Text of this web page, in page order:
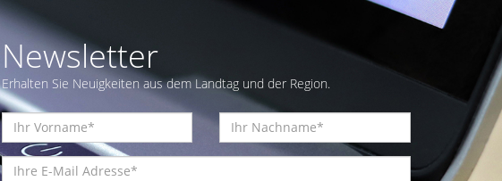
Newsletter
Erhalten Sie Neuigkeiten aus dem Landtag und der Region.